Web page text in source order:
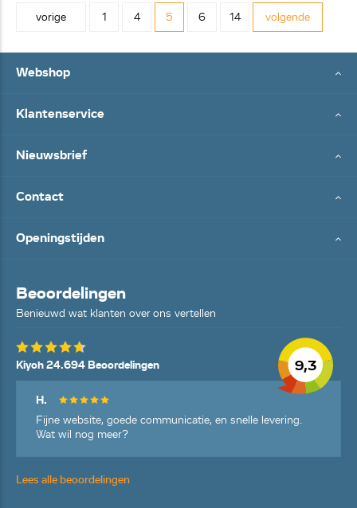
vorige
1 4 5 6 14 volgende
Webshop
Klantenservice
Nieuwsbrief
Contact
Openingstijden
Beoordelingen
Benieuwd wat klanten over ons vertellen
9,3
Kiyoh 24.694 Beoordelingen
H.
Fijne website, goede communicatie, en snelle levering.
Wat wil nog meer?
Lees alle beoordelingen